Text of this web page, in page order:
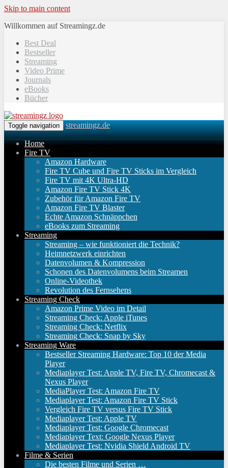
Skip to main content
Willkommen auf Streamingz.de
Best Deal
Bestseller
Streaming
Video Prime
Journals
eBooks
Bücher
Toggle navigation streamingz.de
Home
Fire TV
Amazon Hardware
Fire TV Cube und Fire TV Sticks im Vergleich
Fire TV mit 4K Ultra-HD
Amazon Fire TV Stick 4K
Zubehör für Amazon Fire TV
Amazon Fire TV Blaster
Echte Amazon Schnäppchen
eBooks zum Streaming
Streaming
Streaming – wie funktioniert die Technik?
Heimnetzwerk einrichten
Datenvolumen & Kompression
Schonen des Datenvolumens beim Streamen
Online-Videothek
Revolution des Fernsehens
Streaming Check
Amazon Prime Video im Detail
Streaming Check: Apple iTunes
Streaming Check: Netflix
Streaming Check: Snap by Sky
Streaming Ware
Bestseller Streaming Hardware: Top 10 der Media
Player
Mediaplayer Test: Apple TV, Fire TV, Chromecast &
Nexus Player
MediaPlayer Test: Amazon Fire TV
Mediaplayer Test: Amazon Fire TV Stick
Vergleich Fire TV versus Fire TV Stick
Mediaplayer Test: Apple TV
Mediaplayer Test: Google Chromecast
Mediaplayer Text: Google Nexus Player
Mediaplayer Test: Nvidia Shield Android TV
Filme & Serien
Die besten Filme und Serien …